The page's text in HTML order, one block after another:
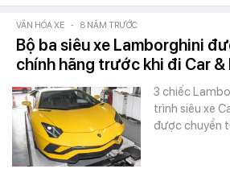
VĂN HÓA XE - 8 NĂM TRƯỚC
Bộ ba siêu xe Lamborghini
chính hãng trước khi đi Car &
3 chiếc
trình siêu xe
được chuyển